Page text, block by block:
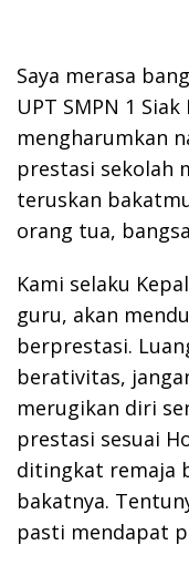
Saya merasa
UPT SMPN 1
mengharumkan
prestasi sekolah
teruskan
orang tua,
Kami selaku
guru, akan
berprestasi.
berativitas,
merugikan diri
prestasi sesuai
ditingkat remaja
bakatnya.
pasti mendapat